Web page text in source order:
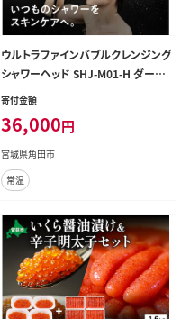
ウルトラファインバブルクレンジング
シャワーヘッド SHJ-M01-H ダーク
パール
寄付金額
36,000円
宮城県角田市
常温